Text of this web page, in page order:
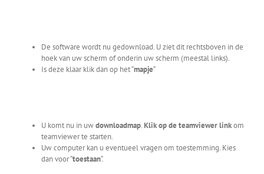
De software wordt nu gedownload. U ziet dit rechtsboven in de
hoek van uw scherm of onderin uw scherm (meestal links).
Is deze klaar klik dan op het “mapje“
U komt nu in uwdownloadmap.Klik op de teamviewer linkom
teamviewer te starten.
Uw computer kan u eventueel vragen om toestemming. Kies
dan voor “toestaan“.